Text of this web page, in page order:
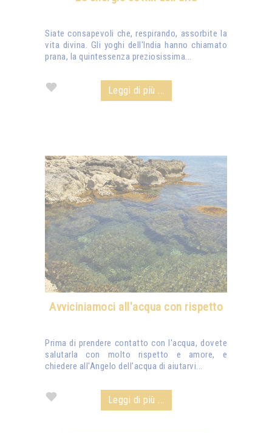
Siate consapevoli che, respirando, assorbite la
vita divina. Gli yoghi dell'India hanno chiamato
prana, la quintessenza preziosissima...
Leggi di più ...
Avviciniamoci all'acqua con rispetto
Prima di prendere contatto con l'acqua, dovete
salutarla con molto rispetto e amore, e
chiedere all'Angelo dell'acqua di aiutarvi...
Leggi di più ...